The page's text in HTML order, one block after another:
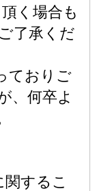
く場合も
了承くだ
ておりご
、何卒よ
関するこ